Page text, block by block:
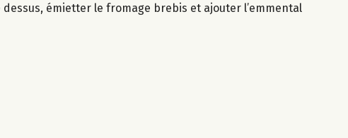
émietter le fromage brebis et ajouter l’emmental